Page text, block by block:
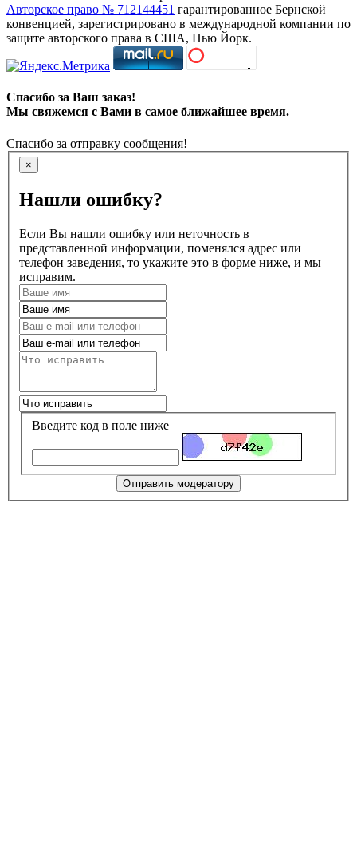
Авторское право № 712144451 гарантированное Бернской
конвенцией, зарегистрировано в международной компании по
защите авторского права в США, Нью Йорк.
Спасибо за Ваш заказ!
Мы свяжемся с Вами в самое ближайшее время.
Спасибо за отправку сообщения!
×
Нашли ошибку?
Если Вы нашли ошибку или неточность в
представленной информации, поменялся адрес или
телефон заведения, то укажите это в форме ниже, и мы
исправим.
Введите код в поле ниже
Отправить модератору